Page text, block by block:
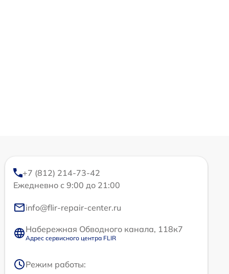
+7 (812) 214-73-42
Ежедневно с 9:00 до 21:00
info@flir-repair-center.ru
Набережная Обводного канала, 118к7
Адрес сервисного центра FLIR
Режим работы: